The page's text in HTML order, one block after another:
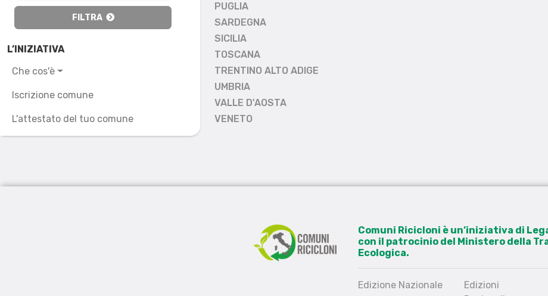
FILTRA
L’INIZIATIVA
Che cos'è
Iscrizione comune
L'attestato del tuo comune
PUGLIA
SARDEGNA
SICILIA
TOSCANA
TRENTINO ALTO ADIGE
UMBRIA
VALLE D'AOSTA
VENETO
Comuni Ricicloni è un’iniziativa di
con il patrocinio del Ministero della
Ecologica.
Edizione Nazionale
Edizioni